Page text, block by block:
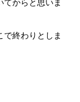
終わりとしま